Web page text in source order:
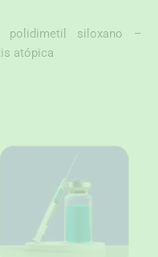
siloxano –
atópica